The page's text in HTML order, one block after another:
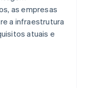
as empresas
a infraestrutura
atuais e